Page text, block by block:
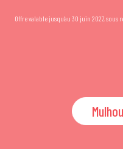
Offre valable jusqu’au 30 juin 2027,